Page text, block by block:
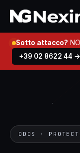
Sotto attacco?
+39 02 8622 44 →
DDOS ·